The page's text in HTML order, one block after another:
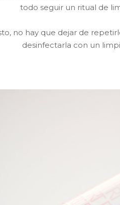
todo seguir un ritual de
no hay que dejar de
desinfectarla con un